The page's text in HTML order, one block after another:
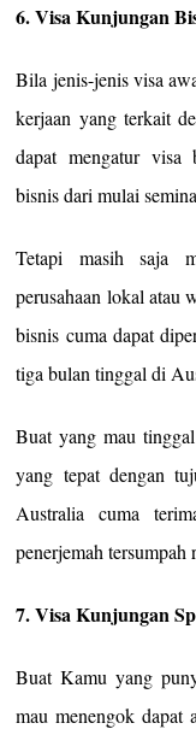
6. Visa Kunjungan
Bila jenis-jenis visa
kerjaan yang terkait
dapat mengatur visa
bisnis dari mulai
Tetapi masih saja
perusahaan lokal atau
bisnis cuma dapat
tiga bulan tinggal di
Buat yang mau
yang tepat dengan
Australia cuma
penerjemah tersumpah
7. Visa Kunjungan
Buat Kamu yang
mau menengok